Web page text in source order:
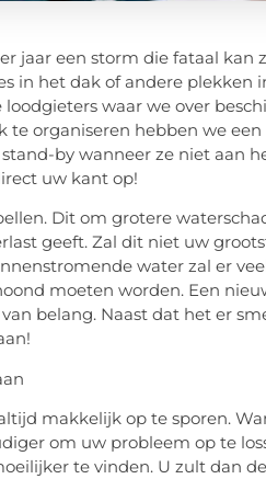
jaar een storm die fataal kan
in het dak of andere plekken
waar we over
te organiseren hebben we
by wanneer ze niet aan
uw kant op!
Dit om grotere
geeft. Zal dit niet uw
water zal er
moeten worden. Een
belang. Naast dat het er
makkelijk op te sporen.
om uw probleem op te
te vinden. U zult dan